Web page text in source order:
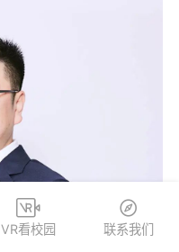
VR看校园 联系我们